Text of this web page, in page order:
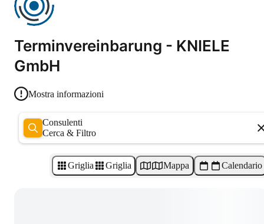
Terminvereinbarung - KNIELE
GmbH
Mostra informazioni
Consulenti
Cerca & Filtro
Griglia Griglia Mappa Calendario